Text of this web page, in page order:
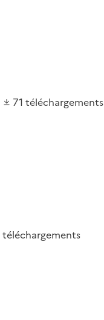
71 téléchargements
téléchargements